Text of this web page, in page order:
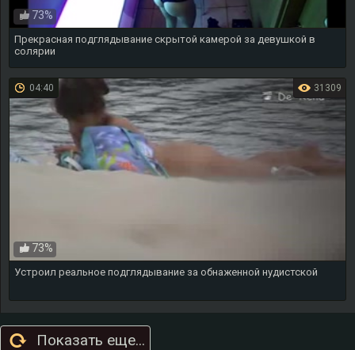
73%
Прекрасная подглядывание скрытой камерой за девушкой в
солярии
31309
04:40
73%
Устроил реальное подглядывание за обнаженной нудистской
Показать еще...